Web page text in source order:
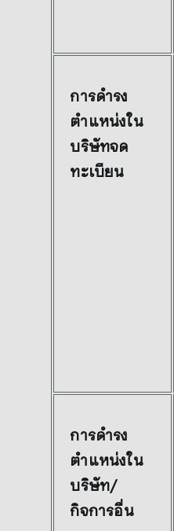
การดำรง
ตำแหน่งใน
บริษัทจด
ทะเบียน
การดำรง
ตำแหน่งใน
บริษัท/
กิจการอื่น